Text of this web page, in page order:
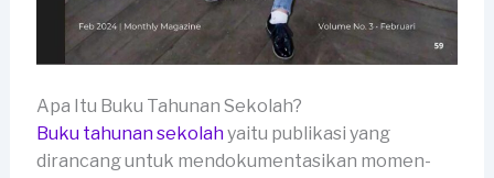
Apa Itu Buku Tahunan Sekolah?
Buku tahunan sekolahyaitu publikasi yang
dirancang untuk mendokumentasikan momen-